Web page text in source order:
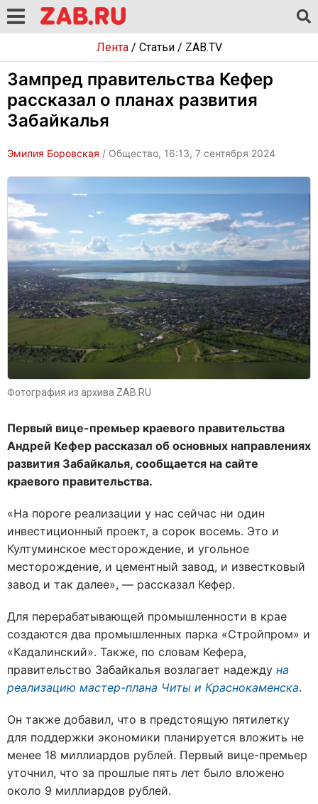
Лента/ Статьи/ ZAB.TV
Зампред правительства Кефер
рассказал о планах развития
Забайкалья
Эмилия Боровская / Общество, 16:13, 7 сентября 2024
Фотография из архива ZAB.RU
Первый вице-премьер краевого правительства
Андрей Кефер рассказал об основных направлениях
развития Забайкалья, сообщается на сайте
краевого правительства.
«На пороге реализации у нас сейчас ни один
инвестиционный проект, а сорок восемь. Это и
Култуминское месторождение, и угольное
месторождение, и цементный завод, и известковый
завод и так далее», — рассказал Кефер.
Для перерабатывающей промышленности в крае
создаются два промышленных парка «Стройпром» и
«Кадалинский». Также, по словам Кефера,
правительство Забайкалья возлагает надежду на
реализацию мастер-плана Читы и Краснокаменска.
Он также добавил, что в предстоящую пятилетку
для поддержки экономики планируется вложить не
менее 18 миллиардов рублей. Первый вице-премьер
уточнил, что за прошлые пять лет было вложено
около 9 миллиардов рублей.